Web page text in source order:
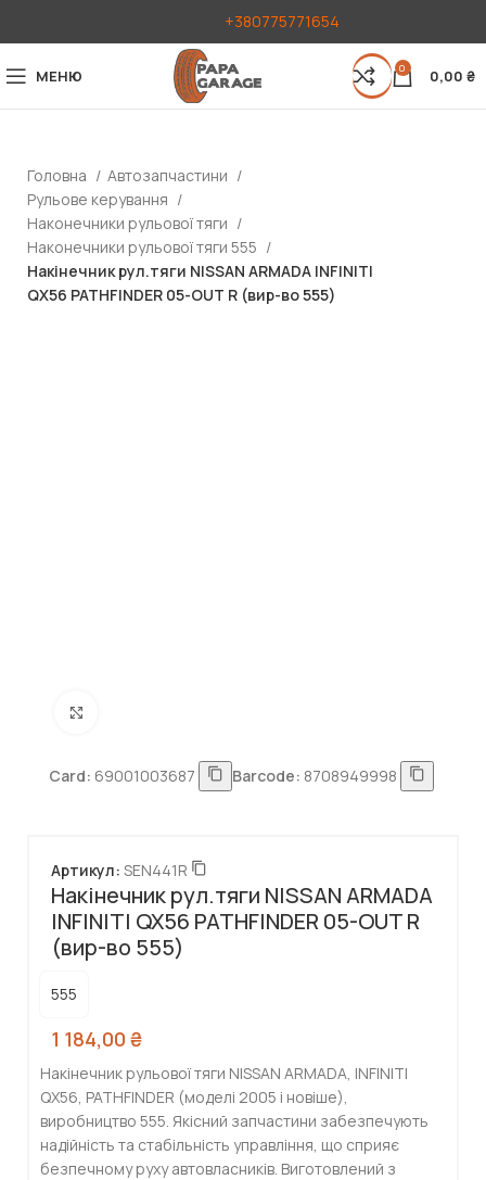
+380775771654
МЕНЮ 0 0,00 ₴
Головна
Автозапчастини
Рульове керування
Наконечники рульової тяги
Наконечники рульової тяги 555
Накінечник рул.тяги NISSAN ARMADA INFINITI
QX56 PATHFINDER 05-OUT R (вир-во 555)
Card: 69001003687 Barcode: 8708949998
Накінечник рул.тяги NISSAN ARMADA
INFINITI QX56 PATHFINDER 05-OUT R
(вир-во 555)
Артикул: SEN441R
555
1 184,00 ₴
Накінечник рульової тяги NISSAN ARMADA, INFINITI
QX56, PATHFINDER (моделі 2005 і новіше),
виробництво 555. Якісний запчастини забезпечують
надійність та стабільність управління, що сприяє
безпечному руху автовласників. Виготовлений з